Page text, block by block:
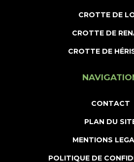
CROTTE DE
CROTTE DE
CROTTE DE
CONTACT
PLAN DU
MENTIONS
POLITIQUE DE